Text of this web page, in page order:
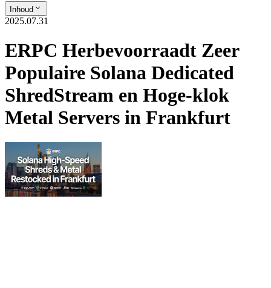
Inhoud
2025.07.31
ERPC Herbevoorraadt Zeer
Populaire Solana Dedicated
ShredStream en Hoge-klok
Metal Servers in Frankfurt